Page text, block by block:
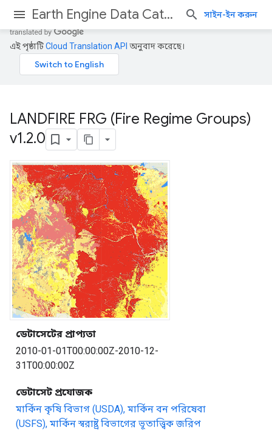
Earth Engine Data Catalog সাইন-ইন করুন
এই পৃষ্ঠাটিCloud Translation API অনুবাদ করেছে।
LANDFIRE FRG (Fire Regime Groups)
v1.2.0
ডেটাসেটের প্রাপ্যতা
2010-01-01T00:00:00Z-2010-12-
31T00:00:00Z
ডেটাসেট প্রযোজক
মার্কিন কৃষি বিভাগ (USDA), মার্কিন বন পরিষেবা
(USFS), মার্কিন স্বরাষ্ট্র বিভাগের ভূতাত্ত্বিক জরিপ